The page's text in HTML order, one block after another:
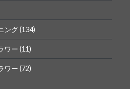
ング(134)
ワー (11)
ワー (72)